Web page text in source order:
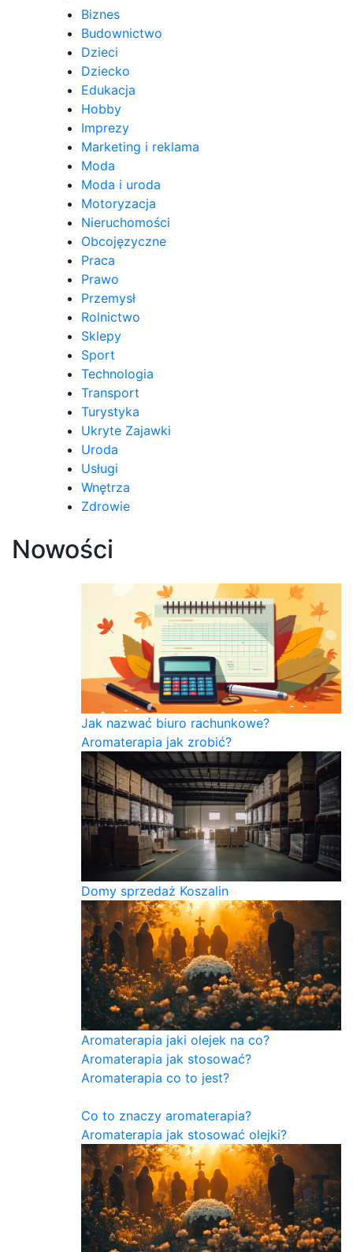
Biznes
Budownictwo
Dzieci
Dziecko
Edukacja
Hobby
Imprezy
Marketing i reklama
Moda
Moda i uroda
Motoryzacja
Nieruchomości
Obcojęzyczne
Praca
Prawo
Przemysł
Rolnictwo
Sklepy
Sport
Technologia
Transport
Turystyka
Ukryte Zajawki
Uroda
Usługi
Wnętrza
Zdrowie
Nowości
Jak nazwać biuro rachunkowe?
Aromaterapia jak zrobić?
Domy sprzedaż Koszalin
Aromaterapia jaki olejek na co?
Aromaterapia jak stosować?
Aromaterapia co to jest?
Co to znaczy aromaterapia?
Aromaterapia jak stosować olejki?